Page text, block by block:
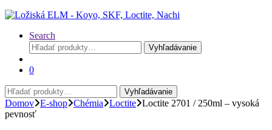
Search
Hľadať:
Vyhľadávanie
0
Hľadať:
Vyhľadávanie
Domov E-shop Chémia Loctite Loctite 2701 / 250ml – vysoká
pevnosť